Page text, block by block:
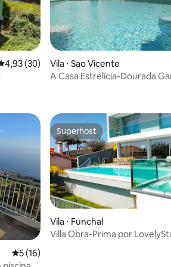
de uma avaliação média de 5, 30
4,93 (30)
Vila ⋅ Sao Vicente
A Casa Estrelícia-Dourada
hóspedes
5 de uma avaliação média de 5, 16
5 (16)
Superhost
Superhost
Vila ⋅ Funchal
Villa Obra-Prima por